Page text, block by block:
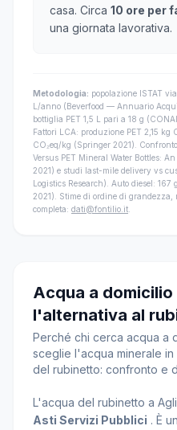
casa. Circa 10 ore per
una giornata lavorativa.
Metodologia: popolazione ISTAT
L/anno (Beverfood — Annuario
bottiglia PET 1,5 L pari a 18 g
Fattori LCA: produzione PET 2,15
CO₂eq/kg (Springer 2021).
Versus PET Mineral Water Bottles:
2021) e studi last-mile delivery vs
Logistics Research). Auto diesel:
2021). Stime di ordine di
completa: dati@fontilio.it
Acqua a
l'alternativa al
Perché chi cerca acqua a
sceglie l'acqua minerale
del rubinetto: confronto e
L'acqua del rubinetto a
Asti Servizi Pubblici . È